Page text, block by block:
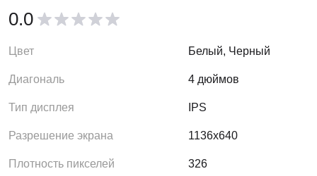
0.0
Цвет Белый, Черный
Диагональ 4 дюймов
Тип дисплея IPS
Разрешение экрана 1136x640
Плотность пикселей 326